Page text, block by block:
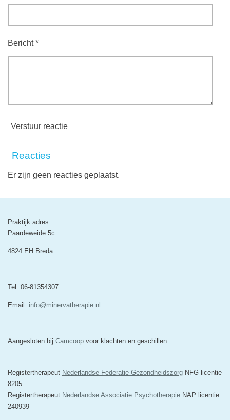
Bericht *
Verstuur reactie
Reacties
Er zijn geen reacties geplaatst.
Praktijk adres:
Paardeweide 5c
4824 EH Breda
Tel. 06-81354307
Email: info@minervatherapie.nl
Aangesloten bij Camcoop voor klachten en geschillen.
Registertherapeut Nederlandse Federatie Gezondheidszorg NFG licentie
8205
Registertherapeut Nederlandse Associatie Psychotherapie NAP licentie
240939